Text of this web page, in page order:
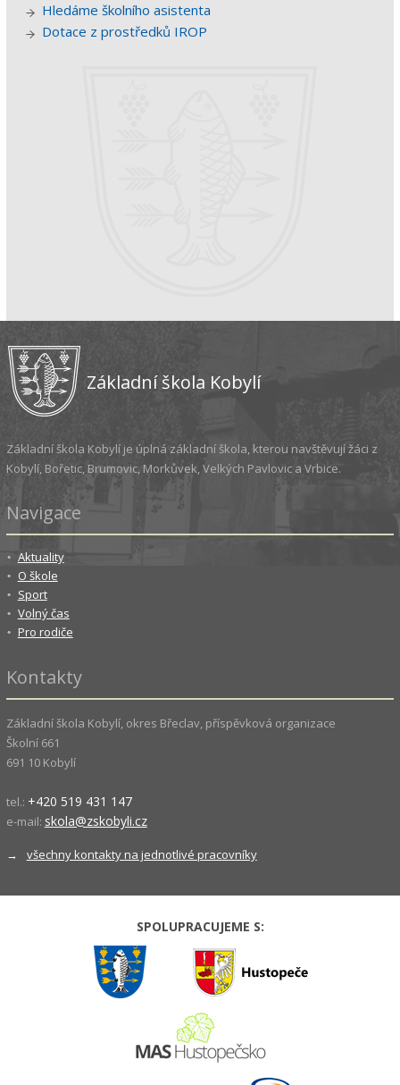
Hledáme školního asistenta
Dotace z prostředků IROP
Základní škola Kobylí
Základní škola Kobylí je úplná základní škola, kterou navštěvují žáci z
Kobylí, Bořetic, Brumovic, Morkůvek, Velkých Pavlovic a Vrbice.
Navigace
Aktuality
O škole
Sport
Volný čas
Pro rodiče
Kontakty
Základní škola Kobylí, okres Břeclav, příspěvková organizace
Školní 661
691 10 Kobylí
tel.: +420 519 431 147
e-mail: skola@zskobyli.cz
→ všechny kontakty na jednotlivé pracovníky
SPOLUPRACUJEME S: